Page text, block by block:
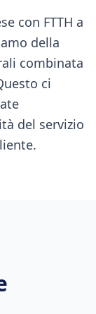
con FTTH a
della
combinata
ci
del servizio